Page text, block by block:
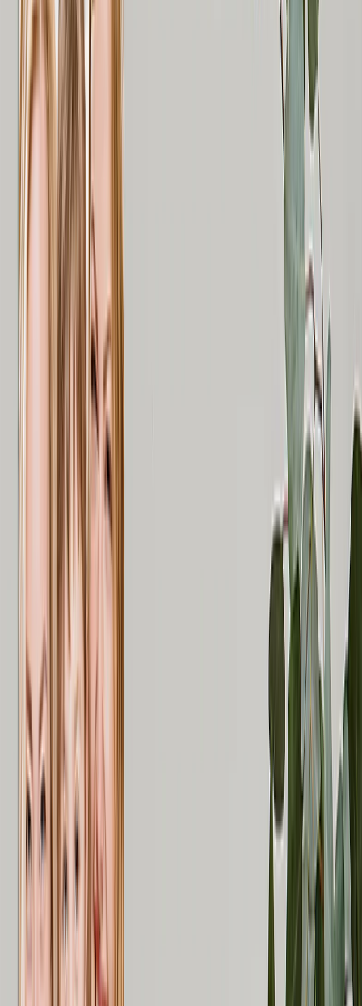
Empfohlen
Fotobücher
Fotobuch-Größen
Fotobücher 21 x 15
Fotobücher 20 x 20
Fotobücher 30 x 21
Fotobücher 27 x 27
Fotobuch-Stile
Reise-Fotobücher
Hochzeits-Fotobücher
Familien-Fotobücher
Kinder & Baby Fotobücher
Haustier-Fotobücher
Feier-Fotobücher
Fotobuch-Typen
Hardcover Fotobücher
Layflat Fotobücher
Softcover Fotobücher
Leder-Fotobücher
Fensterausschnitt Fotobücher
Luxus-Fotobücher
Luxus Layflat Fotobücher
Premium Layflat Fotobücher
Deluxe Stoff Fotobücher
Leinwanddruke
Empfohlen
Fleece-Fotodecken
Sherpa-Decken
Fotodecken-Größen
Baby 51x63cm
Mittel 76x102cm
Überwurf 127x152cm
Queen 152x203cm
Fotokalender
Empfohlen
Wandkalender 2026 - Obere Bindung
Wandkalender - Mittlere Bindung
Tischkalender
Einseitige Wandkalender
Schlanke Kalender
Kalender Großbestellung
Wandbilder & Rahmen
Empfohlen
Aluminiumdrucke